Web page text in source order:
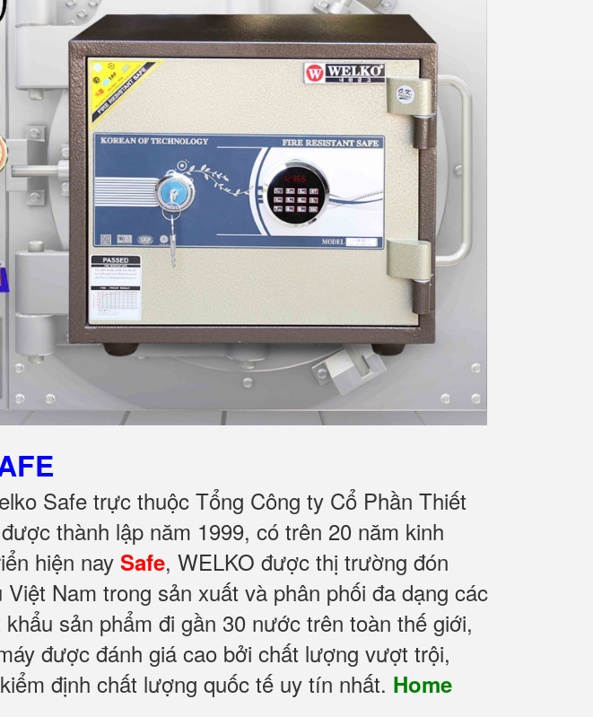
Safe trực thuộc Tổng Công ty Cổ Phần Thiết
thành lập năm 1999, có trên 20 năm kinh
hiện nay Safe, WELKO được thị trường đón
Nam trong sản xuất và phân phối đa dạng các
sản phẩm đi gần 30 nước trên toàn thế giới,
được đánh giá cao bởi chất lượng vượt trội,
định chất lượng quốc tế uy tín nhất. Home